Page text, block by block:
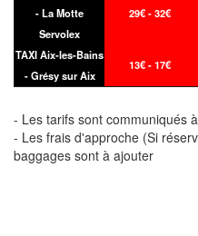
- La Motte
Servolex
29€ - 32€
TAXI Aix-les-Bains
- Grésy sur Aix
13€ - 17€
- Les tarifs sont communiqués
- Les frais d'approche (Si
baggages sont à ajouter